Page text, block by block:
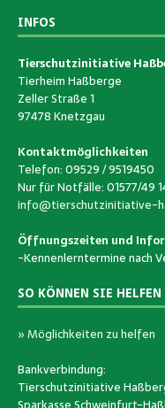
INFOS
Tierschutzinitiative
Tierheim Haßberge
Zeller Straße 1
97478 Knetzgau
Kontaktmöglichkeiten
Telefon: 09529 / 9519450
Nur für Notfälle: 01577/49
info@tierschutzinitiative-
Öffnungszeiten und
-Kennenlerntermine nach
SO KÖNNEN SIE HELFEN
» Möglichkeiten zu helfen
Bankverbindung:
Tierschutzinitiative